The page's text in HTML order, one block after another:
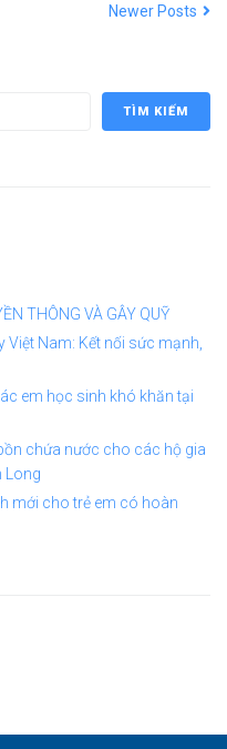
Newer Posts
TÌM KIẾM
THÔNG VÀ GÂY QUỸ
Việt Nam: Kết nối sức mạnh,
em học sinh khó khăn tại
chứa nước cho các hộ gia
Long
mới cho trẻ em có hoàn